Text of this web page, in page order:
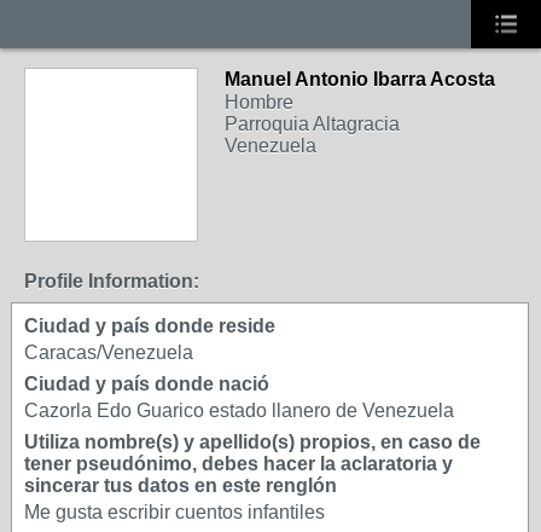
Manuel Antonio Ibarra Acosta
Hombre
Parroquia Altagracia
Venezuela
Profile Information:
Ciudad y país donde reside
Caracas/Venezuela
Ciudad y país donde nació
Cazorla Edo Guarico estado llanero de Venezuela
Utiliza nombre(s) y apellido(s) propios, en caso de
tener pseudónimo, debes hacer la aclaratoria y
sincerar tus datos en este renglón
Me gusta escribir cuentos infantiles